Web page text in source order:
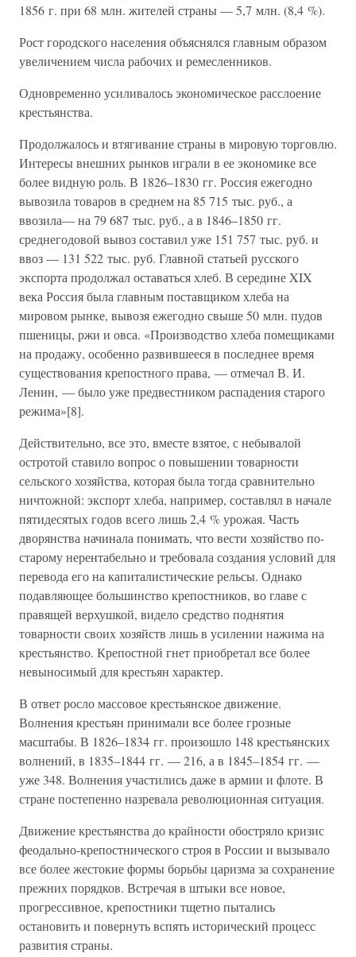
1856 г. при 68 млн. жителей страны — 5,7 млн. (8,4 %).
Рост городского населения объяснялся главным образом
увеличением числа рабочих и ремесленников.
Одновременно усиливалось экономическое расслоение
крестьянства.
Продолжалось и втягивание страны в мировую торговлю.
Интересы внешних рынков играли в ее экономике все
более видную роль. В 1826–1830 гг. Россия ежегодно
вывозила товаров в среднем на 85 715 тыс. руб., а
ввозила— на 79 687 тыс. руб., а в 1846–1850 гг.
среднегодовой вывоз составил уже 151 757 тыс. руб. и
ввоз — 131 522 тыс. руб. Главной статьей русского
экспорта продолжал оставаться хлеб. В середине XIX
века Россия была главным поставщиком хлеба на
мировом рынке, вывозя ежегодно свыше 50 млн. пудов
пшеницы, ржи и овса. «Производство хлеба помещиками
на продажу, особенно развившееся в последнее время
существования крепостного права, — отмечал В. И.
Ленин, — было уже предвестником распадения старого
режима»[8].
Действительно, все это, вместе взятое, с небывалой
остротой ставило вопрос о повышении товарности
сельского хозяйства, которая была тогда сравнительно
ничтожной: экспорт хлеба, например, составлял в начале
пятидесятых годов всего лишь 2,4 % урожая. Часть
дворянства начинала понимать, что вести хозяйство по-
старому нерентабельно и требовала создания условий для
перевода его на капиталистические рельсы. Однако
подавляющее большинство крепостников, во главе с
правящей верхушкой, видело средство поднятия
товарности своих хозяйств лишь в усилении нажима на
крестьянство. Крепостной гнет приобретал все более
невыносимый для крестьян характер.
В ответ росло массовое крестьянское движение.
Волнения крестьян принимали все более грозные
масштабы. В 1826–1834 гг. произошло 148 крестьянских
волнений, в 1835–1844 гг. — 216, а в 1845–1854 гг. —
уже 348. Волнения участились даже в армии и флоте. В
стране постепенно назревала революционная ситуация.
Движение крестьянства до крайности обостряло кризис
феодально-крепостнического строя в России и вызывало
все более жестокие формы борьбы царизма за сохранение
прежних порядков. Встречая в штыки все новое,
прогрессивное, крепостники тщетно пытались
остановить и повернуть вспять исторический процесс
развития страны.